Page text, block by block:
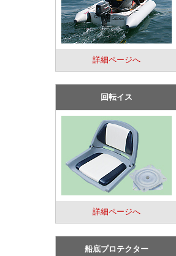
詳細ページへ
回転イス
詳細ページへ
船底プロテクター